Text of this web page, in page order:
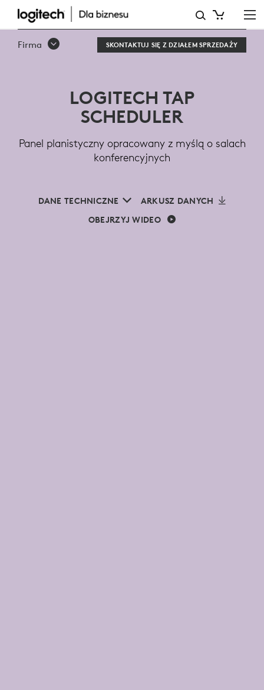
LOGITECH
TAP
KONFERENCYJNYCH
Firma SKONTAKTUJ SIĘ Z DZIAŁEM SPRZEDAŻY
LOGITECH TAP
SCHEDULER
Panel planistyczny opracowany z myślą o salach
konferencyjnych
DANE TECHNICZNE
ARKUSZ DANYCH
OBEJRZYJ WIDEO